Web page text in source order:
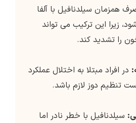
همزمان سیلدنافیل با آلفا
زیرا این ترکیب می تواند
را تشدید کند.
در افراد مبتلا به اختلال عملکرد
تنظیم دوز لازم باشد.
سیلدنافیل با خطر نادر اما